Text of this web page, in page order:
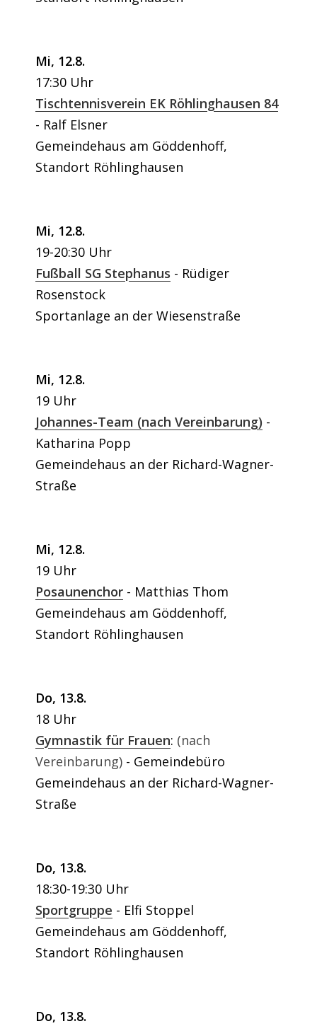
Mi, 12.8.
17:30 Uhr
Tischtennisverein EK Röhlinghausen 84
Ralf Elsner
Gemeindehaus am Göddenhoff,
Standort Röhlinghausen
Mi, 12.8.
19-20:30 Uhr
Fußball SG Stephanus
Rüdiger
Rosenstock
Sportanlage an der Wiesenstraße
Mi, 12.8.
19 Uhr
Johannes-Team (nach Vereinbarung)
Katharina Popp
Gemeindehaus an der Richard-Wagner-
Straße
Mi, 12.8.
19 Uhr
Posaunenchor
Matthias Thom
Gemeindehaus am Göddenhoff,
Standort Röhlinghausen
Do, 13.8.
18 Uhr
Gymnastik für Frauen: (nach
Vereinbarung)
Gemeindebüro
Gemeindehaus an der Richard-Wagner-
Straße
Do, 13.8.
18:30-19:30 Uhr
Sportgruppe
Elfi Stoppel
Gemeindehaus am Göddenhoff,
Standort Röhlinghausen
Do, 13.8.